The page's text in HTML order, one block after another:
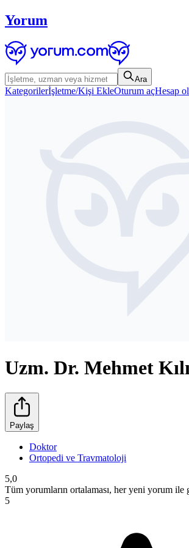
Yorum
Ara
Kategorilerİşletme/Kişi EkleOturum açHesap
Uzm. Dr. Mehmet
Paylaş
Doktor
Ortopedi ve Travmatoloji
5,0
Tüm yorumların ortalaması, her yeni yorum ile
5